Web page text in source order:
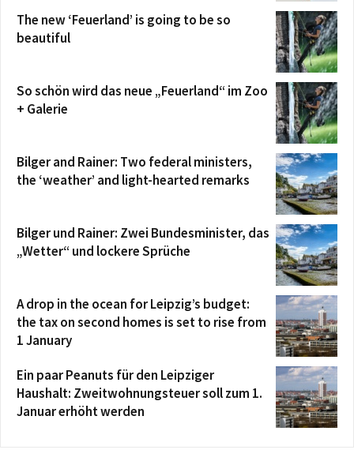
The new ‘Feuerland’ is going to be so
beautiful
So schön wird das neue „Feuerland“ im Zoo
+ Galerie
Bilger and Rainer: Two federal ministers,
the ‘weather’ and light-hearted remarks
Bilger und Rainer: Zwei Bundesminister, das
„Wetter“ und lockere Sprüche
A drop in the ocean for Leipzig’s budget:
the tax on second homes is set to rise from
1 January
Ein paar Peanuts für den Leipziger
Haushalt: Zweitwohnungsteuer soll zum 1.
Januar erhöht werden